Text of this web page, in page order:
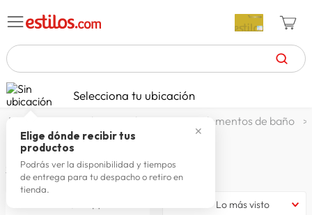
TÉRMINOS MÁS BUSCADOS
1. zapatillas mujer
2. celulares
3. zapatillas hombre
4. moda
zapatillas
Selecciona tu ubicación
✕
Elige dónde recibir tus
productos
Podrás ver la disponibilidad y tiempos
de entrega para tu despacho o retiro en
tienda.
cocina y baño baño complementos de baño
Pisos de baño
2 productos
Lo más visto